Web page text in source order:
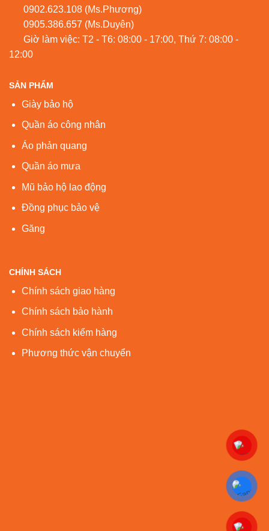
0902.623.108 (Ms.Phương)
0905.386.657 (Ms.Duyên)
Giờ làm việc: T2 - T6: 08:00 - 17:00, Thứ 7: 08:00 -
12:00
SẢN PHẨM
Giày bảo hộ
Quần áo công nhân
Áo phản quang
Quần áo mưa
Mũ bảo hộ lao động
Đồng phục bảo vệ
Găng
CHÍNH SÁCH
Chính sách giao hàng
Chính sách bảo hành
Chính sách kiểm hàng
Phương thức vận chuyển